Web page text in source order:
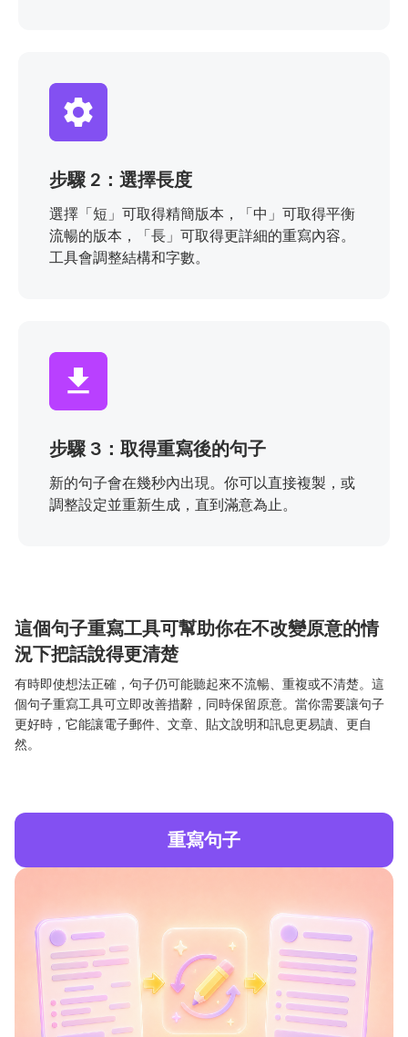
步驟 2：選擇長度
選擇「短」可取得精簡版本，「中」可取得平衡
流暢的版本，「長」可取得更詳細的重寫內容。
工具會調整結構和字數。
步驟 3：取得重寫後的句子
新的句子會在幾秒內出現。你可以直接複製，或
調整設定並重新生成，直到滿意為止。
這個句子重寫工具可幫助你在不改變原意的情
況下把話說得更清楚
有時即使想法正確，句子仍可能聽起來不流暢、重複或不清楚。這
個句子重寫工具可立即改善措辭，同時保留原意。當你需要讓句子
更好時，它能讓電子郵件、文章、貼文說明和訊息更易讀、更自
然。
重寫句子